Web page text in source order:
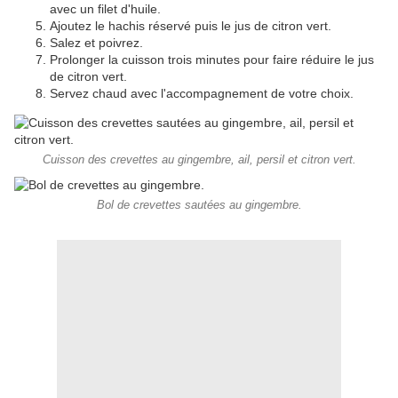
avec un filet d'huile.
Ajoutez le hachis réservé puis le jus de citron vert.
Salez et poivrez.
Prolonger la cuisson trois minutes pour faire réduire le jus
de citron vert.
Servez chaud avec l'accompagnement de votre choix.
Cuisson des crevettes au gingembre, ail, persil et citron vert.
Bol de crevettes sautées au gingembre.